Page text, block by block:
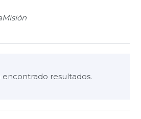
encontrado resultados.